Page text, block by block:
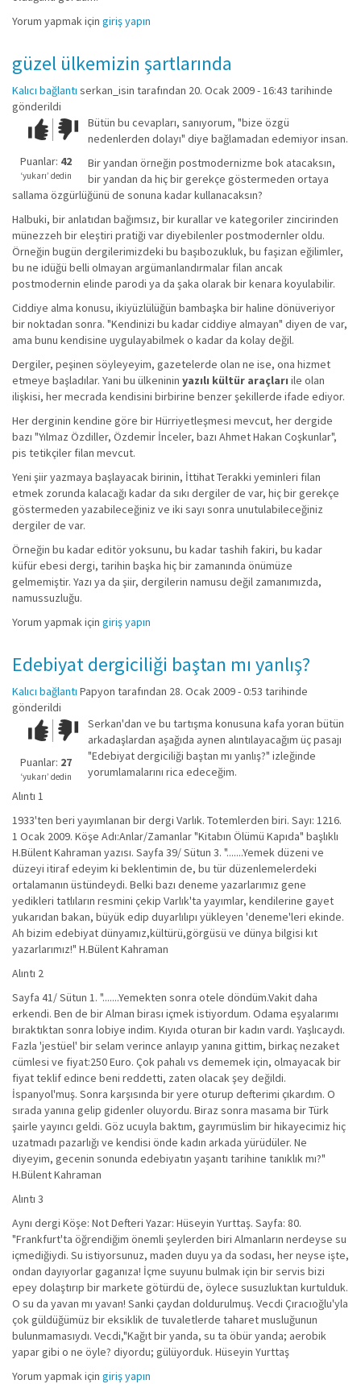
Yorum yapmak için giriş yapın
güzel ülkemizin şartlarında
Kalıcı bağlantı serkan_isin tarafından 20. Ocak 2009 - 16:43 tarihinde
gönderildi
Çok iyi!O
kadar
iyi
değil!
Puanlar: 42
‘yukarı’ dedin
Bütün bu cevapları, sanıyorum, "bize özgü
nedenlerden dolayı" diye bağlamadan edemiyor insan.
Bir yandan örneğin postmodernizme bok atacaksın,
bir yandan da hiç bir gerekçe göstermeden ortaya
sallama özgürlüğünü de sonuna kadar kullanacaksın?
Halbuki, bir anlatıdan bağımsız, bir kurallar ve kategoriler zincirinden
münezzeh bir eleştiri pratiği var diyebilenler postmodernler oldu.
Örneğin bugün dergilerimizdeki bu başıbozukluk, bu faşizan eğilimler,
bu ne idüğü belli olmayan argümanlandırmalar filan ancak
postmodernin elinde parodi ya da şaka olarak bir kenara koyulabilir.
Ciddiye alma konusu, ikiyüzlülüğün bambaşka bir haline dönüveriyor
bir noktadan sonra. "Kendinizi bu kadar ciddiye almayan" diyen de var,
ama bunu kendisine uygulayabilmek o kadar da kolay değil.
Dergiler, peşinen söyleyeyim, gazetelerde olan ne ise, ona hizmet
etmeye başladılar. Yani bu ülkeninin yazılı kültür araçları ile olan
ilişkisi, her mecrada kendisini birbirine benzer şekillerde ifade ediyor.
Her derginin kendine göre bir Hürriyetleşmesi mevcut, her dergide
bazı "Yılmaz Özdiller, Özdemir İnceler, bazı Ahmet Hakan Coşkunlar",
pis tetikçiler filan mevcut.
Yeni şiir yazmaya başlayacak birinin, İttihat Terakki yeminleri filan
etmek zorunda kalacağı kadar da sıkı dergiler de var, hiç bir gerekçe
göstermeden yazabileceğiniz ve iki sayı sonra unutulabileceğiniz
dergiler de var.
Örneğin bu kadar editör yoksunu, bu kadar tashih fakiri, bu kadar
küfür ebesi dergi, tarihin başka hiç bir zamanında önümüze
gelmemiştir. Yazı ya da şiir, dergilerin namusu değil zamanımızda,
namussuzluğu.
Yorum yapmak için giriş yapın
Edebiyat dergiciliği baştan mı yanlış?
Kalıcı bağlantı Papyon tarafından 28. Ocak 2009 - 0:53 tarihinde
gönderildi
Çok iyi!O
kadar
iyi
değil!
Puanlar: 27
‘yukarı’ dedin
Serkan'dan ve bu tartışma konusuna kafa yoran bütün
arkadaşlardan aşağıda aynen alıntılayacağım üç pasajı
"Edebiyat dergiciliği baştan mı yanlış?" izleğinde
yorumlamalarını rica edeceğim.
Alıntı 1
1933'ten beri yayımlanan bir dergi Varlık. Totemlerden biri. Sayı: 1216.
1 Ocak 2009. Köşe Adı:Anlar/Zamanlar "Kitabın Ölümü Kapıda" başlıklı
H.Bülent Kahraman yazısı. Sayfa 39/ Sütun 3. ".......Yemek düzeni ve
düzeyi itiraf edeyim ki beklentimin de, bu tür düzenlemelerdeki
ortalamanın üstündeydi. Belki bazı deneme yazarlarımız gene
yedikleri tatlıların resmini çekip Varlık'ta yayımlar, kendilerine gayet
yukarıdan bakan, büyük edip duyarlılıpı yükleyen 'deneme'leri ekinde.
Ah bizim edebiyat dünyamız,kültürü,görgüsü ve dünya bilgisi kıt
yazarlarımız!" H.Bülent Kahraman
Alıntı 2
Sayfa 41/ Sütun 1. ".......Yemekten sonra otele döndüm.Vakit daha
erkendi. Ben de bir Alman birası içmek istiyordum. Odama eşyalarımı
bıraktıktan sonra lobiye indim. Kıyıda oturan bir kadın vardı. Yaşlıcaydı.
Fazla 'jestüel' bir selam verince anlayıp yanına gittim, birkaç nezaket
cümlesi ve fiyat:250 Euro. Çok pahalı vs dememek için, olmayacak bir
fiyat teklif edince beni reddetti, zaten olacak şey değildi.
İspanyol'muş. Sonra karşısında bir yere oturup defterimi çıkardım. O
sırada yanına gelip gidenler oluyordu. Biraz sonra masama bir Türk
şairle yayıncı geldi. Göz ucuyla baktım, gayrımüslim bir hikayecimiz hiç
uzatmadı pazarlığı ve kendisi önde kadın arkada yürüdüler. Ne
diyeyim, gecenin sonunda edebiyatın yaşantı tarihine tanıklık mı?"
H.Bülent Kahraman
Alıntı 3
Aynı dergi Köşe: Not Defteri Yazar: Hüseyin Yurttaş. Sayfa: 80.
"Frankfurt'ta öğrendiğim önemli şeylerden biri Almanların nerdeyse su
içmediğiydi. Su istiyorsunuz, maden duyu ya da sodası, her neyse işte,
ondan dayıyorlar gaganıza! İçme suyunu bulmak için bir servis bizi
epey dolaştırıp bir markete götürdü de, öylece susuzluktan kurtulduk.
O su da yavan mı yavan! Sanki çaydan doldurulmuş. Vecdi Çıracıoğlu'yla
çok güldüğümüz bir eksiklik de tuvaletlerde taharet musluğunun
bulunmamasıydı. Vecdi,"Kağıt bir yanda, su ta öbür yanda; aerobik
yapar gibi o ne öyle? diyordu; gülüyorduk. Hüseyin Yurttaş
Yorum yapmak için giriş yapın